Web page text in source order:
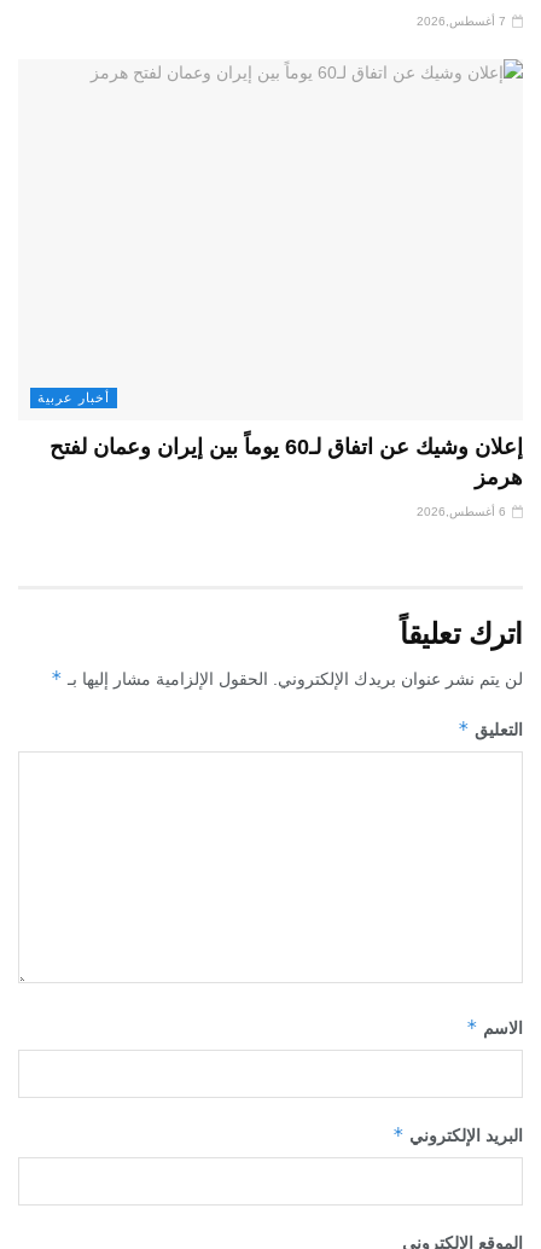
أخبار عربية
إعلان وشيك عن اتفاق لـ60 يوماً بين إيران وعمان لفتح
هرمز
اترك تعليقاً
لن يتم نشر عنوان بريدك الإلكتروني. الحقول الإلزامية مشار إليها بـ *
التعليق *
الاسم *
البريد الإلكتروني *
الموقع الإلكتروني